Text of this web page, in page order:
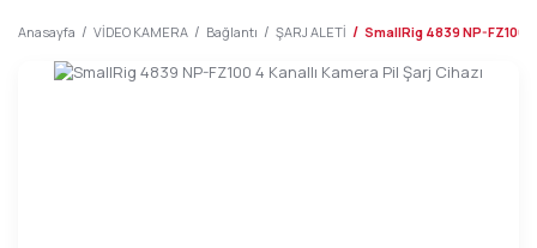
Anasayfa VİDEO KAMERA Bağlantı ŞARJ ALETİ SmallRig 4839 NP-FZ100